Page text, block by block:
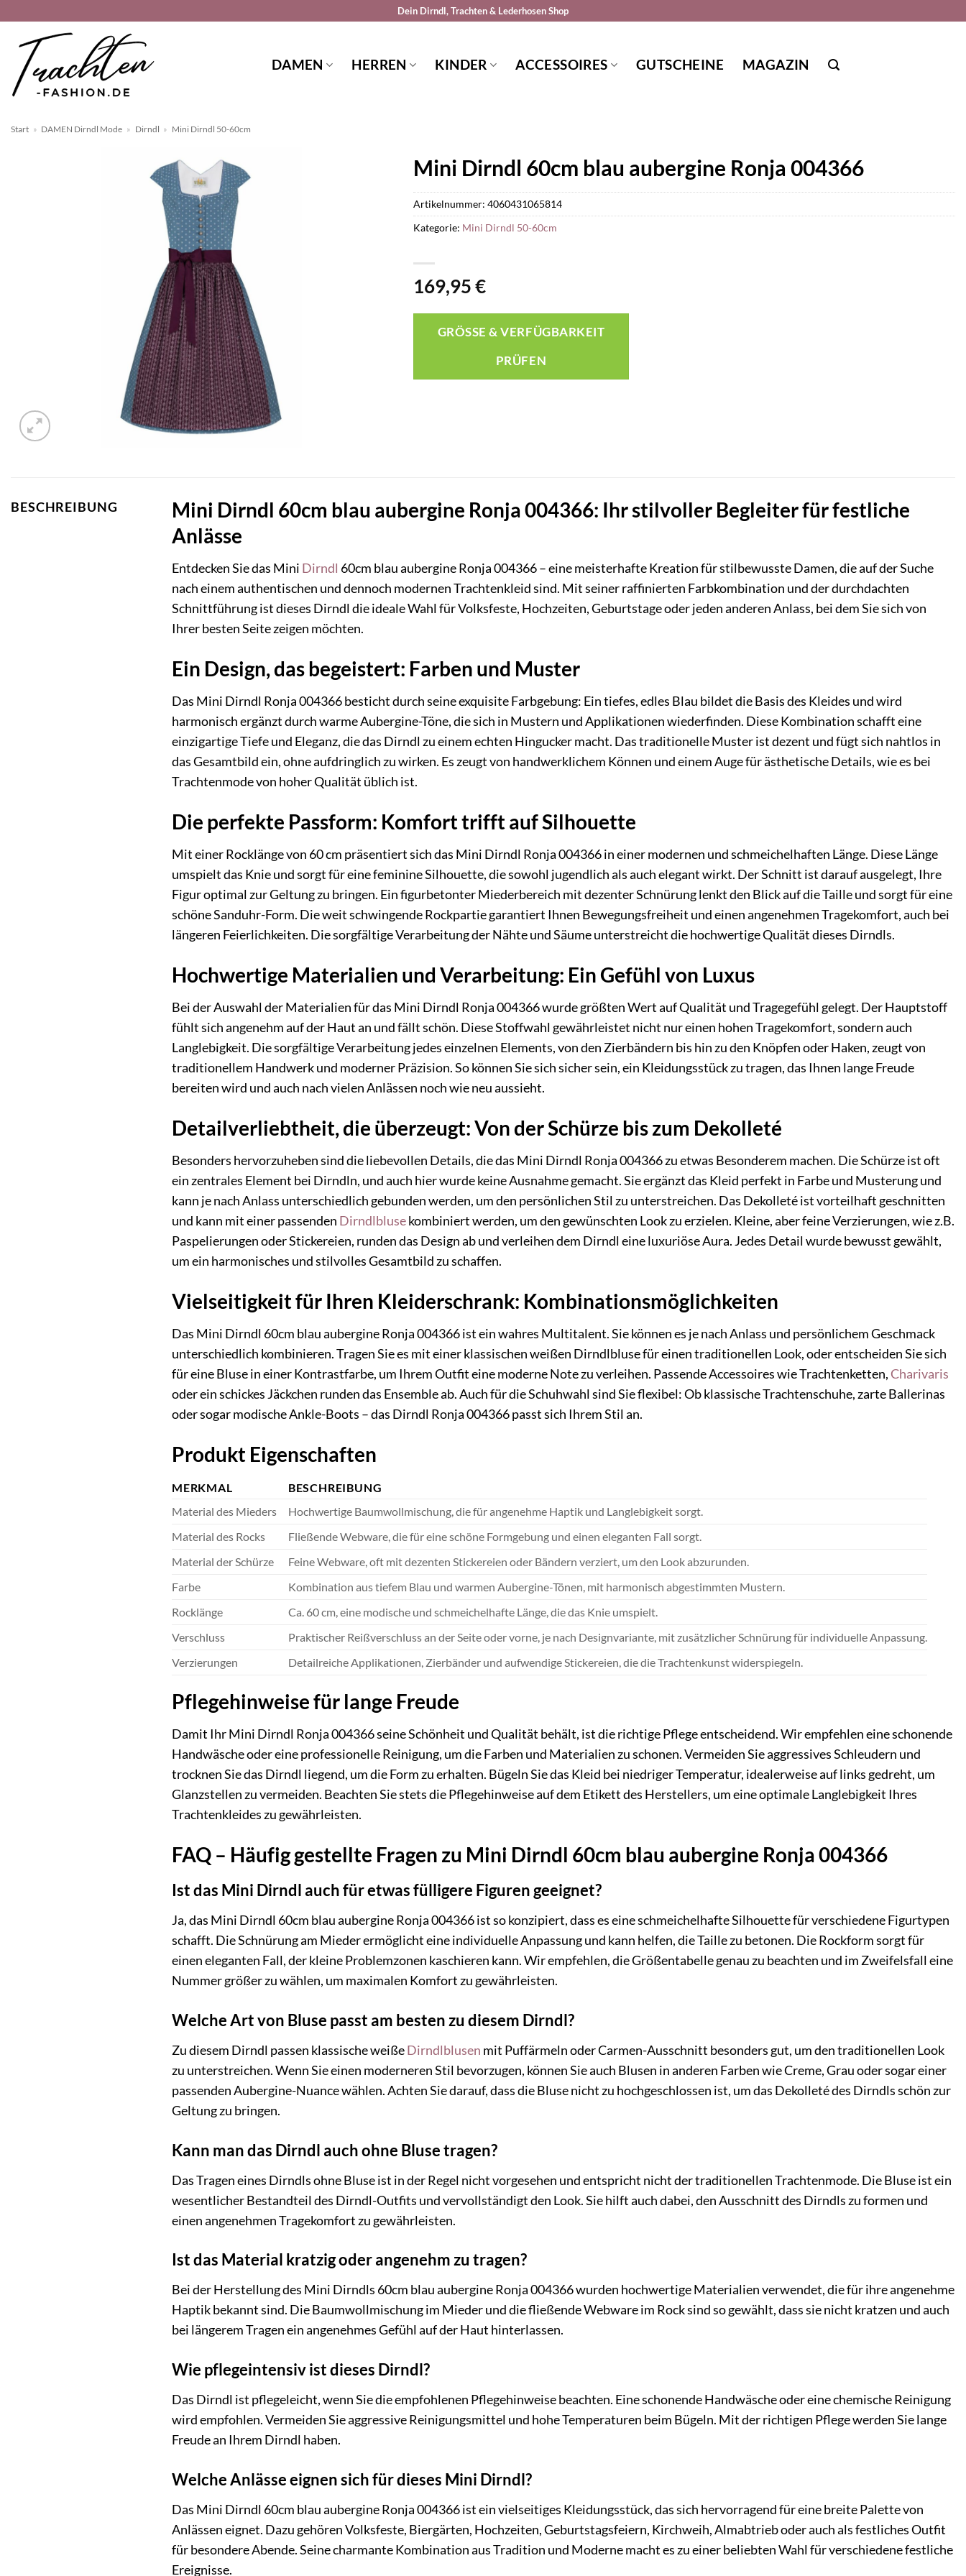
springen
Dein Dirndl, Trachten & Lederhosen Shop
DAMEN HERREN KINDER ACCESSOIRES GUTSCHEINE MAGAZIN
Start » DAMEN Dirndl Mode » Dirndl » Mini Dirndl 50-60cm
Mini Dirndl 60cm blau aubergine Ronja 004366
169,95€
GRÖSSE & VERFÜGBARKEIT P
RÜFEN
Artikelnummer: 4060431065814
Kategorie: Mini Dirndl 50-60cm
BESCHREIBUNG
Mini Dirndl 60cm blau aubergine Ronja 004366: Ihr stilvoller Begleiter für festliche
Anlässe
Entdecken Sie das Mini Dirndl 60cm blau aubergine Ronja 004366 – eine meisterhafte Kreation für stilbewusste Damen, die auf der Suche
nach einem authentischen und dennoch modernen Trachtenkleid sind. Mit seiner raffinierten Farbkombination und der durchdachten
Schnittführung ist dieses Dirndl die ideale Wahl für Volksfeste, Hochzeiten, Geburtstage oder jeden anderen Anlass, bei dem Sie sich von
Ihrer besten Seite zeigen möchten.
Ein Design, das begeistert: Farben und Muster
Das Mini Dirndl Ronja 004366 besticht durch seine exquisite Farbgebung: Ein tiefes, edles Blau bildet die Basis des Kleides und wird
harmonisch ergänzt durch warme Aubergine-Töne, die sich in Mustern und Applikationen wiederfinden. Diese Kombination schafft eine
einzigartige Tiefe und Eleganz, die das Dirndl zu einem echten Hingucker macht. Das traditionelle Muster ist dezent und fügt sich nahtlos in
das Gesamtbild ein, ohne aufdringlich zu wirken. Es zeugt von handwerklichem Können und einem Auge für ästhetische Details, wie es bei
Trachtenmode von hoher Qualität üblich ist.
Die perfekte Passform: Komfort trifft auf Silhouette
Mit einer Rocklänge von 60 cm präsentiert sich das Mini Dirndl Ronja 004366 in einer modernen und schmeichelhaften Länge. Diese Länge
umspielt das Knie und sorgt für eine feminine Silhouette, die sowohl jugendlich als auch elegant wirkt. Der Schnitt ist darauf ausgelegt, Ihre
Figur optimal zur Geltung zu bringen. Ein figurbetonter Miederbereich mit dezenter Schnürung lenkt den Blick auf die Taille und sorgt für eine
schöne Sanduhr-Form. Die weit schwingende Rockpartie garantiert Ihnen Bewegungsfreiheit und einen angenehmen Tragekomfort, auch bei
längeren Feierlichkeiten. Die sorgfältige Verarbeitung der Nähte und Säume unterstreicht die hochwertige Qualität dieses Dirndls.
Hochwertige Materialien und Verarbeitung: Ein Gefühl von Luxus
Bei der Auswahl der Materialien für das Mini Dirndl Ronja 004366 wurde größten Wert auf Qualität und Tragegefühl gelegt. Der Hauptstoff
fühlt sich angenehm auf der Haut an und fällt schön. Diese Stoffwahl gewährleistet nicht nur einen hohen Tragekomfort, sondern auch
Langlebigkeit. Die sorgfältige Verarbeitung jedes einzelnen Elements, von den Zierbändern bis hin zu den Knöpfen oder Haken, zeugt von
traditionellem Handwerk und moderner Präzision. So können Sie sich sicher sein, ein Kleidungsstück zu tragen, das Ihnen lange Freude
bereiten wird und auch nach vielen Anlässen noch wie neu aussieht.
Detailverliebtheit, die überzeugt: Von der Schürze bis zum Dekolleté
Besonders hervorzuheben sind die liebevollen Details, die das Mini Dirndl Ronja 004366 zu etwas Besonderem machen. Die Schürze ist oft
ein zentrales Element bei Dirndln, und auch hier wurde keine Ausnahme gemacht. Sie ergänzt das Kleid perfekt in Farbe und Musterung und
kann je nach Anlass unterschiedlich gebunden werden, um den persönlichen Stil zu unterstreichen. Das Dekolleté ist vorteilhaft geschnitten
und kann mit einer passenden Dirndlblusekombiniert werden, um den gewünschten Look zu erzielen. Kleine, aber feine Verzierungen, wie z.B.
Paspelierungen oder Stickereien, runden das Design ab und verleihen dem Dirndl eine luxuriöse Aura. Jedes Detail wurde bewusst gewählt,
um ein harmonisches und stilvolles Gesamtbild zu schaffen.
Vielseitigkeit für Ihren Kleiderschrank: Kombinationsmöglichkeiten
Das Mini Dirndl 60cm blau aubergine Ronja 004366 ist ein wahres Multitalent. Sie können es je nach Anlass und persönlichem Geschmack
unterschiedlich kombinieren. Tragen Sie es mit einer klassischen weißen Dirndlbluse für einen traditionellen Look, oder entscheiden Sie sich
für eine Bluse in einer Kontrastfarbe, um Ihrem Outfit eine moderne Note zu verleihen. Passende Accessoires wie Trachtenketten,Charivaris
oder ein schickes Jäckchen runden das Ensemble ab. Auch für die Schuhwahl sind Sie flexibel: Ob klassische Trachtenschuhe, zarte Ballerinas
oder sogar modische Ankle-Boots – das Dirndl Ronja 004366 passt sich Ihrem Stil an.
Produkt Eigenschaften
MERKMAL
BESCHREIBUNG
Material des Mieders
Hochwertige Baumwollmischung, die für angenehme Haptik und Langlebigkeit sorgt.
Material des Rocks
Fließende Webware, die für eine schöne Formgebung und einen eleganten Fall sorgt.
Material der Schürze
Feine Webware, oft mit dezenten Stickereien oder Bändern verziert, um den Look abzurunden.
Farbe
Kombination aus tiefem Blau und warmen Aubergine-Tönen, mit harmonisch abgestimmten Mustern.
Rocklänge
Ca. 60 cm, eine modische und schmeichelhafte Länge, die das Knie umspielt.
Verschluss
Praktischer Reißverschluss an der Seite oder vorne, je nach Designvariante, mit zusätzlicher Schnürung für individuelle Anpassung.
Verzierungen
Detailreiche Applikationen, Zierbänder und aufwendige Stickereien, die die Trachtenkunst widerspiegeln.
Pflegehinweise für lange Freude
Damit Ihr Mini Dirndl Ronja 004366 seine Schönheit und Qualität behält, ist die richtige Pflege entscheidend. Wir empfehlen eine schonende
Handwäsche oder eine professionelle Reinigung, um die Farben und Materialien zu schonen. Vermeiden Sie aggressives Schleudern und
trocknen Sie das Dirndl liegend, um die Form zu erhalten. Bügeln Sie das Kleid bei niedriger Temperatur, idealerweise auf links gedreht, um
Glanzstellen zu vermeiden. Beachten Sie stets die Pflegehinweise auf dem Etikett des Herstellers, um eine optimale Langlebigkeit Ihres
Trachtenkleides zu gewährleisten.
FAQ – Häufig gestellte Fragen zu Mini Dirndl 60cm blau aubergine Ronja 004366
Ist das Mini Dirndl auch für etwas fülligere Figuren geeignet?
Ja, das Mini Dirndl 60cm blau aubergine Ronja 004366 ist so konzipiert, dass es eine schmeichelhafte Silhouette für verschiedene Figurtypen
schafft. Die Schnürung am Mieder ermöglicht eine individuelle Anpassung und kann helfen, die Taille zu betonen. Die Rockform sorgt für
einen eleganten Fall, der kleine Problemzonen kaschieren kann. Wir empfehlen, die Größentabelle genau zu beachten und im Zweifelsfall eine
Nummer größer zu wählen, um maximalen Komfort zu gewährleisten.
Welche Art von Bluse passt am besten zu diesem Dirndl?
Zu diesem Dirndl passen klassische weißeDirndlblusen mit Puffärmeln oder Carmen-Ausschnitt besonders gut, um den traditionellen Look
zu unterstreichen. Wenn Sie einen moderneren Stil bevorzugen, können Sie auch Blusen in anderen Farben wie Creme, Grau oder sogar einer
passenden Aubergine-Nuance wählen. Achten Sie darauf, dass die Bluse nicht zu hochgeschlossen ist, um das Dekolleté des Dirndls schön zur
Geltung zu bringen.
Kann man das Dirndl auch ohne Bluse tragen?
Das Tragen eines Dirndls ohne Bluse ist in der Regel nicht vorgesehen und entspricht nicht der traditionellen Trachtenmode. Die Bluse ist ein
wesentlicher Bestandteil des Dirndl-Outfits und vervollständigt den Look. Sie hilft auch dabei, den Ausschnitt des Dirndls zu formen und
einen angenehmen Tragekomfort zu gewährleisten.
Ist das Material kratzig oder angenehm zu tragen?
Bei der Herstellung des Mini Dirndls 60cm blau aubergine Ronja 004366 wurden hochwertige Materialien verwendet, die für ihre angenehme
Haptik bekannt sind. Die Baumwollmischung im Mieder und die fließende Webware im Rock sind so gewählt, dass sie nicht kratzen und auch
bei längerem Tragen ein angenehmes Gefühl auf der Haut hinterlassen.
Wie pflegeintensiv ist dieses Dirndl?
Das Dirndl ist pflegeleicht, wenn Sie die empfohlenen Pflegehinweise beachten. Eine schonende Handwäsche oder eine chemische Reinigung
wird empfohlen. Vermeiden Sie aggressive Reinigungsmittel und hohe Temperaturen beim Bügeln. Mit der richtigen Pflege werden Sie lange
Freude an Ihrem Dirndl haben.
Welche Anlässe eignen sich für dieses Mini Dirndl?
Das Mini Dirndl 60cm blau aubergine Ronja 004366 ist ein vielseitiges Kleidungsstück, das sich hervorragend für eine breite Palette von
Anlässen eignet. Dazu gehören Volksfeste, Biergärten, Hochzeiten, Geburtstagsfeiern, Kirchweih, Almabtrieb oder auch als festliches Outfit
für besondere Abende. Seine charmante Kombination aus Tradition und Moderne macht es zu einer beliebten Wahl für verschiedene festliche
Ereignisse.